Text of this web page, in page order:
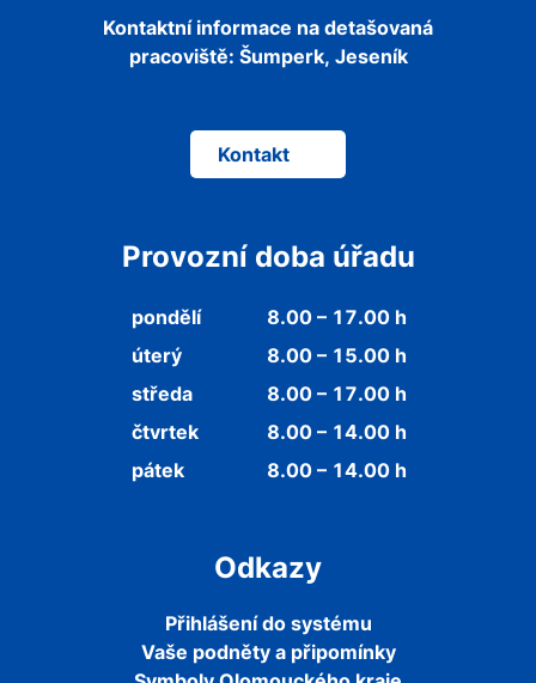
Kontaktní informace na detašovaná
pracoviště: Šumperk, Jeseník
Kontakt
Provozní doba úřadu
pondělí
8.00 – 17.00 h
úterý
8.00 – 15.00 h
středa
8.00 – 17.00 h
čtvrtek
8.00 – 14.00 h
pátek
8.00 – 14.00 h
Odkazy
Přihlášení do systému
Vaše podněty a připomínky